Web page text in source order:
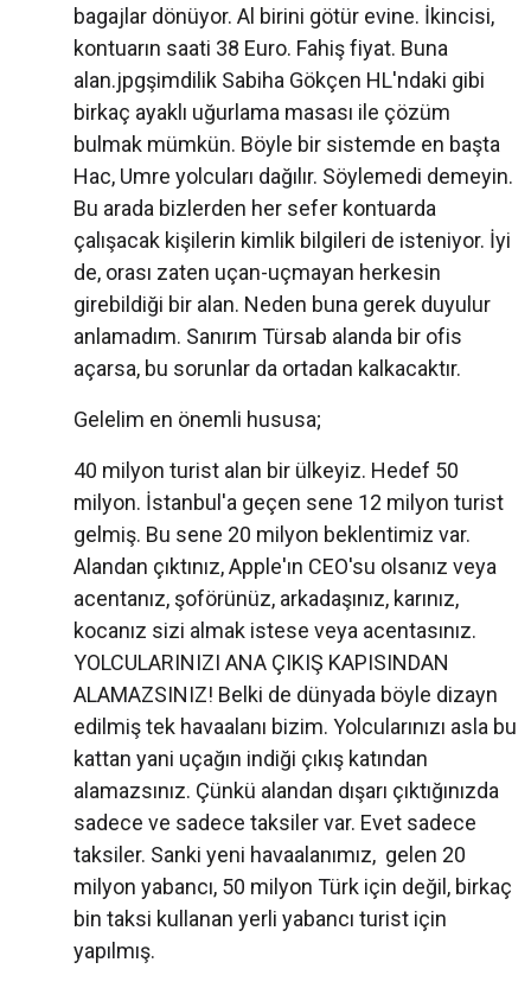
bagajlar dönüyor. Al birini götür evine. İkincisi,
kontuarın saati 38 Euro. Fahiş fiyat. Buna
alan.jpgşimdilik Sabiha Gökçen HL'ndaki gibi
birkaç ayaklı uğurlama masası ile çözüm
bulmak mümkün. Böyle bir sistemde en başta
Hac, Umre yolcuları dağılır. Söylemedi demeyin.
Bu arada bizlerden her sefer kontuarda
çalışacak kişilerin kimlik bilgileri de isteniyor. İyi
de, orası zaten uçan-uçmayan herkesin
girebildiği bir alan. Neden buna gerek duyulur
anlamadım. Sanırım Türsab alanda bir ofis
açarsa, bu sorunlar da ortadan kalkacaktır.
Gelelim en önemli hususa;
40 milyon turist alan bir ülkeyiz. Hedef 50
milyon. İstanbul'a geçen sene 12 milyon turist
gelmiş. Bu sene 20 milyon beklentimiz var.
Alandan çıktınız, Apple'ın CEO'su olsanız veya
acentanız, şoförünüz, arkadaşınız, karınız,
kocanız sizi almak istese veya acentasınız.
YOLCULARINIZI ANA ÇIKIŞ KAPISINDAN
ALAMAZSINIZ! Belki de dünyada böyle dizayn
edilmiş tek havaalanı bizim. Yolcularınızı asla bu
kattan yani uçağın indiği çıkış katından
alamazsınız. Çünkü alandan dışarı çıktığınızda
sadece ve sadece taksiler var. Evet sadece
taksiler. Sanki yeni havaalanımız, gelen 20
milyon yabancı, 50 milyon Türk için değil, birkaç
bin taksi kullanan yerli yabancı turist için
yapılmış.